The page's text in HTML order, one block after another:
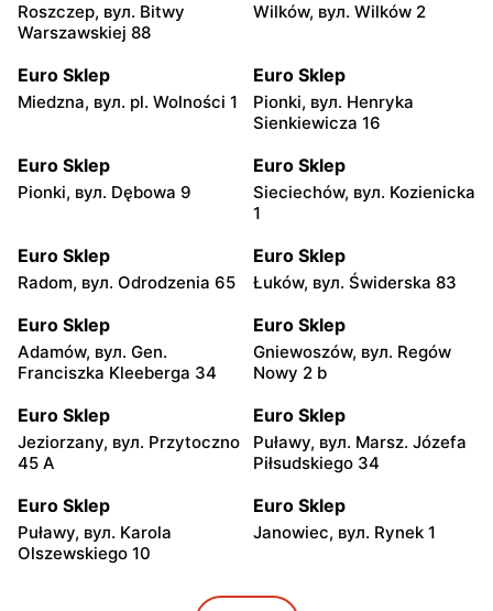
Roszczep, вул. Bitwy
Warszawskiej 88
Wilków, вул. Wilków 2
Euro Sklep
Miedzna, вул. pl. Wolności 1
Euro Sklep
Pionki, вул. Henryka
Sienkiewicza 16
Euro Sklep
Pionki, вул. Dębowa 9
Euro Sklep
Sieciechów, вул. Kozienicka
1
Euro Sklep
Radom, вул. Odrodzenia 65
Euro Sklep
Łuków, вул. Świderska 83
Euro Sklep
Adamów, вул. Gen.
Franciszka Kleeberga 34
Euro Sklep
Gniewoszów, вул. Regów
Nowy 2 b
Euro Sklep
Jeziorzany, вул. Przytoczno
45 A
Euro Sklep
Puławy, вул. Marsz. Józefa
Piłsudskiego 34
Euro Sklep
Puławy, вул. Karola
Olszewskiego 10
Euro Sklep
Janowiec, вул. Rynek 1
Euro Sklep